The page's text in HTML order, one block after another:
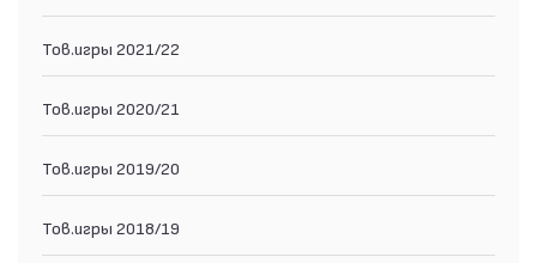
Тов.игры 2021/22
Тов.игры 2020/21
Тов.игры 2019/20
Тов.игры 2018/19